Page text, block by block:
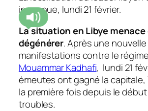
La situation en Libye menace
dégénérer. Après une
manifestations contre le
Mouammar Kadhafi, lundi 21
émeutes ont gagné la capitale,
la première fois depuis le
troubles.